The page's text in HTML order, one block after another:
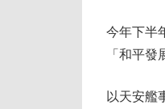
今年下半
「和平
以天安艦